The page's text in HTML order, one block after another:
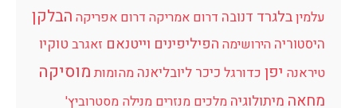
עלמיןבלגרד דנובה דרום אמריקה דרום אפריקה הבלקן
היסטוריה הירושימה הפיליפינים וייטנאם זאגרב טוקיו
טיראנה יפן כדורגל כיכר ליובליאנה מהומות מוסיקה
מחאה מיתולוגיה מלכים מנזרים מנילה מסטרוביץ'